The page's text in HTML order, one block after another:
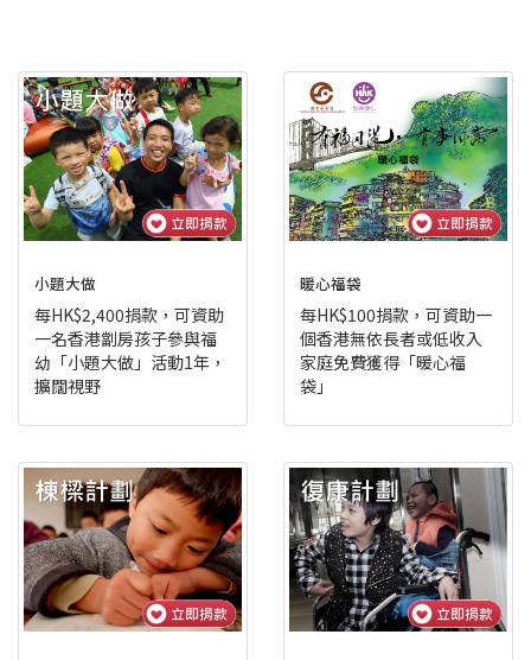
小題大做
每HK$2,400捐款，可資助
一名香港劏房孩子參與福
幼「小題大做」活動1年，
擴闊視野
暖心福袋
每HK$100捐款，可資助一
個香港無依長者或低收入
家庭免費獲得「暖心福
袋」